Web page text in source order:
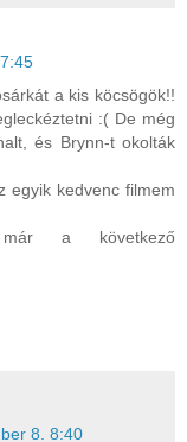
a kis köcsögök!!
:( De még
és Brynn-t okolták
egyik kedvenc filmem
a következő
8. 8:40